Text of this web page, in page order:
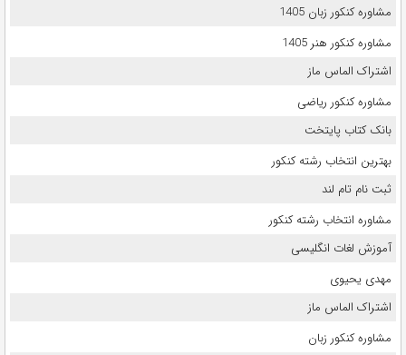
مشاوره کنکور زبان 1405
مشاوره کنکور هنر 1405
اشتراک الماس ماز
مشاوره کنکور ریاضی
بانک کتاب پایتخت
بهترین انتخاب رشته کنکور
ثبت نام تام لند
مشاوره انتخاب رشته کنکور
آموزش لغات انگلیسی
مهدی یحیوی
اشتراک الماس ماز
مشاوره کنکور زبان